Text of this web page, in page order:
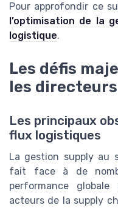
Pour approfondir ce
l’optimisation de la
logistique.
Les défis
les
Les principaux
flux logistiques
La gestion supply au
fait face à de
performance
acteurs de la supply